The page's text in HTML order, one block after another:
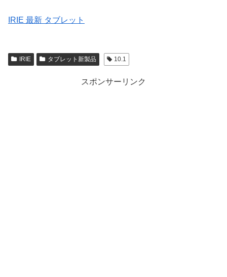
IRIE 最新 タブレット
IRIE タブレット新製品 10.1
スポンサーリンク